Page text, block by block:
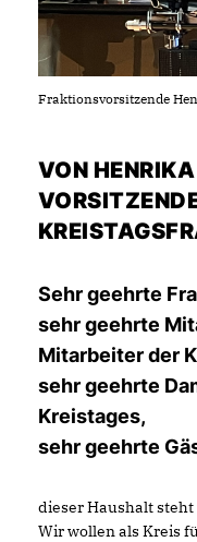
Fraktionsvorsitzende
VON
Sehr geehrte
sehr geehrte
Mitarbeiter der
sehr geehrte
Kreistages,
sehr geehrte
dieser Haushalt
Wir wollen als Kreis